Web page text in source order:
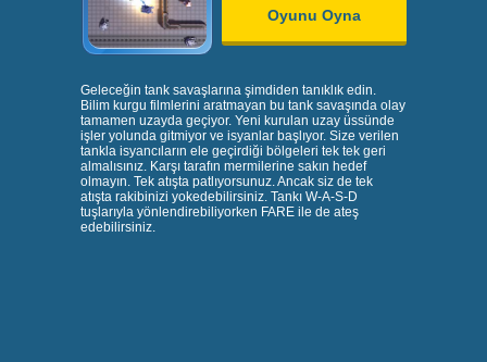
Oyunu Oyna
Geleceğin tank savaşlarına şimdiden tanıklık edin.
Bilim kurgu filmlerini aratmayan bu tank savaşında olay
tamamen uzayda geçiyor. Yeni kurulan uzay üssünde
işler yolunda gitmiyor ve isyanlar başlıyor. Size verilen
tankla isyancıların ele geçirdiği bölgeleri tek tek geri
almalısınız. Karşı tarafın mermilerine sakın hedef
olmayın. Tek atışta patlıyorsunuz. Ancak siz de tek
atışta rakibinizi yokedebilirsiniz. Tankı W-A-S-D
tuşlarıyla yönlendirebiliyorken FARE ile de ateş
edebilirsiniz.